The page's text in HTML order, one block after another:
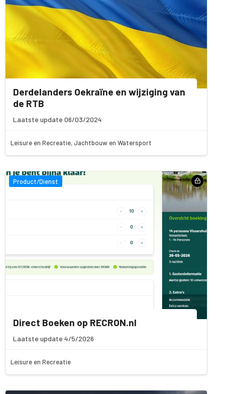
Derdelanders Oekraïne en wijziging van
de RTB
Laatste update 06/03/2024
Leisure en Recreatie, Jachtbouw en Watersport
Product/Dienst
Direct Boeken op RECRON.nl
Laatste update 4/5/2026
Leisure en Recreatie